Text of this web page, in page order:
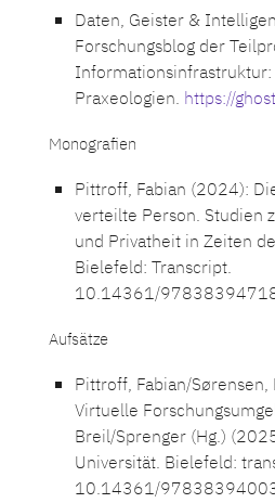
Daten, Geister &
Forschungsblog der
Praxeologien. https://
Monografien
Pittroff, Fabian (2024):
verteilte Person. Studien
und Privatheit in Zeiten
Bielefeld: Transcript.
10.14361/
Aufsätze
Pittroff, Fabian/
Virtuelle
Breil/Sprenger (Hg.)
Universität. Bielefeld:
10.14361/